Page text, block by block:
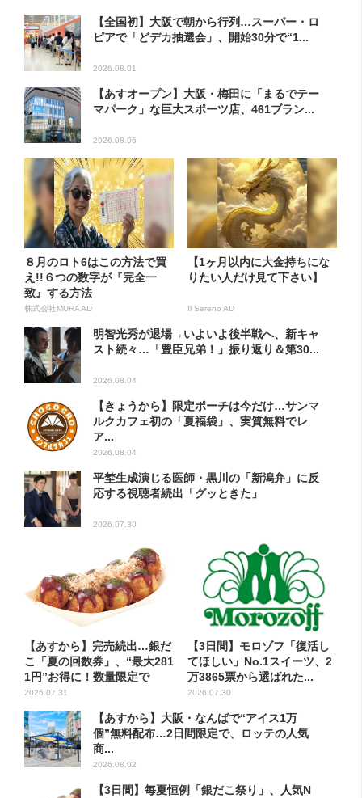
【全国初】大阪で朝から行列…スーパー・ロ
ピアで「どデカ抽選会」、開始30分で“1...
2026.08.01
【あすオープン】大阪・梅田に「まるでテー
マパーク」な巨大スポーツ店、461ブラン...
2026.08.06
８月のロト6はこの方法で買
え!!６つの数字が『完全一
致』する方法
株式会社MURA AD
【1ヶ月以内に大金持ちにな
りたい人だけ見て下さい】
Il Sereno AD
明智光秀が退場→いよいよ後半戦へ、新キャ
スト続々…「豊臣兄弟！」振り返り＆第30...
2026.08.04
【きょうから】限定ポーチは今だけ…サンマ
ルクカフェ初の「夏福袋」、実質無料でレ
ア...
2026.08.04
平埜生成演じる医師・黒川の「新潟弁」に反
応する視聴者続出「グッときた」
2026.07.30
【あすから】完売続出…銀だ
こ「夏の回数券」、“最大281
1円”お得に！数量限定で
2026.07.31
【3日間】モロゾフ「復活し
てほしい」No.1スイーツ、2
万3865票から選ばれた...
2026.07.30
【あすから】大阪・なんばで“アイス1万
個”無料配布…2日間限定で、ロッテの人気
商...
2026.08.02
【3日間】毎夏恒例「銀だこ祭り」、人気N